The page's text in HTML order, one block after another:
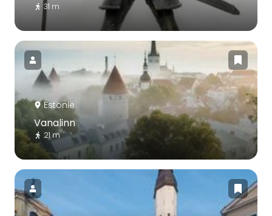
31 m
Estonie
Vanalinn
21 m